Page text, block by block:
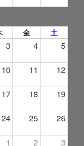
金 土
3 4 5
10 11 12
17 18 19
24 25 26
1 2 3